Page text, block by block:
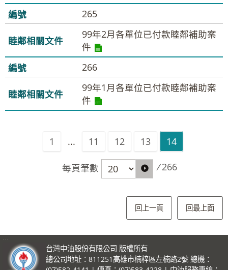
265
99年2月各單位已付款睦鄰補助案
件
266
99年1月各單位已付款睦鄰補助案
件
1 ... 11 12 13 14
每頁筆數 / 266
回上一頁 回最上面
台灣中油股份有限公司 版權所有
總公司地址：811251高雄市楠梓區左楠路2號 總機：